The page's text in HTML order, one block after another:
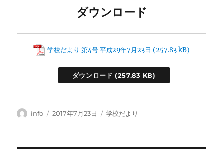
ダウンロード
学校だより 第4号 平成29年7月23日
ダウンロード
投
info
投
2017年7月23日
カ
学校だより